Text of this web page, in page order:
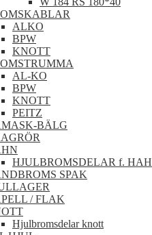
ALKO
BPW
KNOTT
AL-KO
BPW
KNOTT
PEITZ
BÄLG
HJULBROMSDELAR f. HAH
SPAK
/ FLAK
Hjulbromsdelar knott